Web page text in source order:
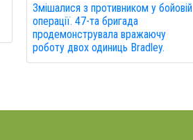
Змішалися з противником у бойовій
операції. 47-та бригада
продемонструвала вражаючу
роботу двох одиниць Bradley.